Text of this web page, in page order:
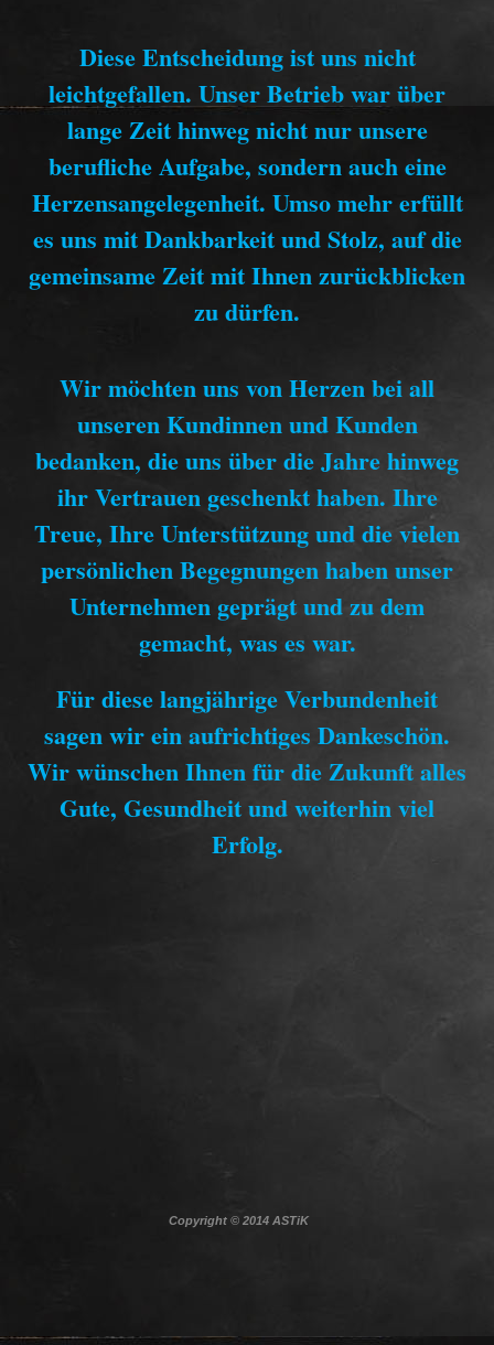
Diese Entscheidung ist uns nicht
leichtgefallen. Unser Betrieb war über
lange Zeit hinweg nicht nur unsere
berufliche Aufgabe, sondern auch eine
Herzensangelegenheit. Umso mehr erfüllt
es uns mit Dankbarkeit und Stolz, auf die
gemeinsame Zeit mit Ihnen zurückblicken
zu dürfen.
Wir möchten uns von Herzen bei all
unseren Kundinnen und Kunden
bedanken, die uns über die Jahre hinweg
ihr Vertrauen geschenkt haben. Ihre
Treue, Ihre Unterstützung und die vielen
persönlichen Begegnungen haben unser
Unternehmen geprägt und zu dem
gemacht, was es war.
Für diese langjährige Verbundenheit
sagen wir ein aufrichtiges Dankeschön.
Wir wünschen Ihnen für die Zukunft alles
Gute, Gesundheit und weiterhin viel
Erfolg.
Copyright © 2014 ASTiK